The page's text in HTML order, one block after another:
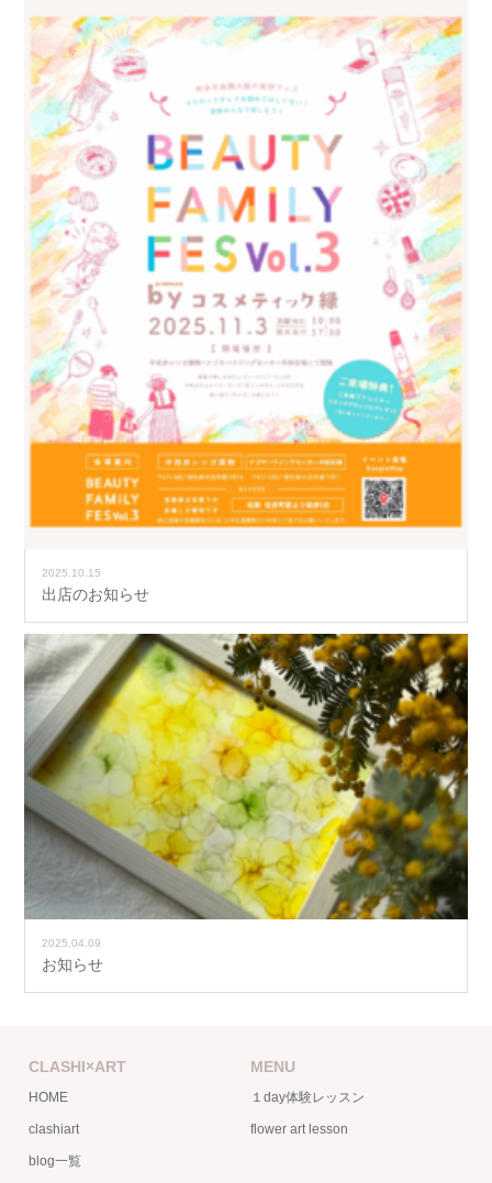
2025.10.15
出店のお知らせ
2025.04.09
お知らせ
CLASHI×ART
HOME
clashiart
blog一覧
MENU
１day体験レッスン
flower art lesson